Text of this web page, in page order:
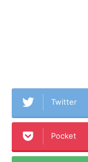
Twitter
Pocket